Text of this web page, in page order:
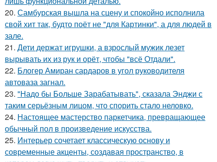
20. Самбурская вышла на сцену и спокойно исполнила
свой хит так, будто поёт не "для Картинки", а для людей в
зале.
21. Дети держат игрушки, а взрослый мужик лезет
вырывать их из рук и орёт, чтобы "всё Отдали".
22. Блогер Амиран сардаров в угол руководителя
автоваза загнал.
23. "Надо бы Больше Зарабатывать", сказала Энджи с
таким серьёзным лицом, что спорить стало неловко.
24. Настоящее мастерство паркетчика, превращающее
обычный пол в произведение искусства.
25. Интерьер сочетает классическую основу и
современные акценты, создавая пространство, в